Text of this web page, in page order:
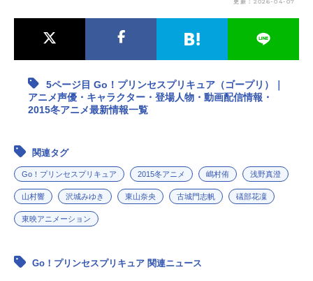
最新記事一覧
アニメ映画一覧
今期アニメ曜日別一覧
春アニメ
5ページ目 Go！プリンセスプリキュア（ゴープリ）｜
アニメ声優・キャラクター・登場人物・動画配信情報・
2015冬アニメ最新情報一覧
関連タグ
Go！プリンセスプリキュア 2015冬アニメ 嶋村侑 浅野真澄
山村響 沢城みゆき 東山奈央 古城門志帆 礒部花凜
東映アニメーション
Go！プリンセスプリキュア 関連ニュース